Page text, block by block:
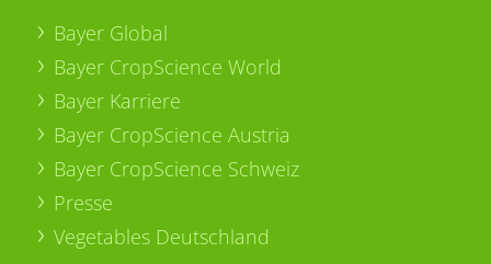
Bayer Global
Bayer CropScience World
Bayer Karriere
Bayer CropScience Austria
Bayer CropScience Schweiz
Presse
Vegetables Deutschland